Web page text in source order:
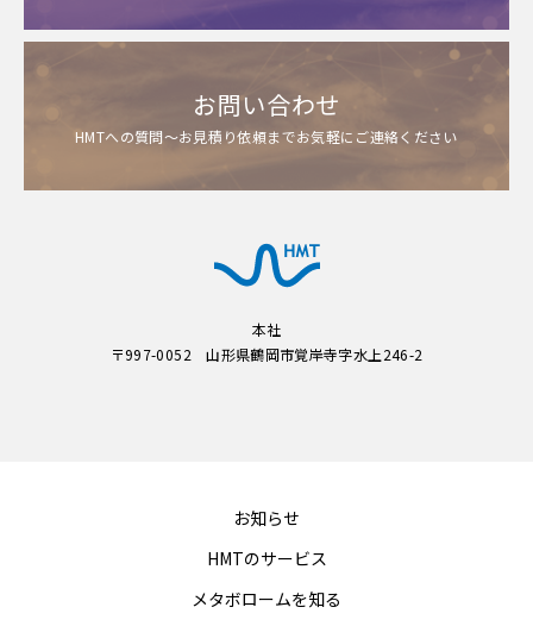
お問い合わせ
HMTへの質問～お見積り依頼までお気軽にご連絡ください
本社
〒997-0052 山形県鶴岡市覚岸寺字水上246-2
お知らせ
HMTのサービス
メタボロームを知る